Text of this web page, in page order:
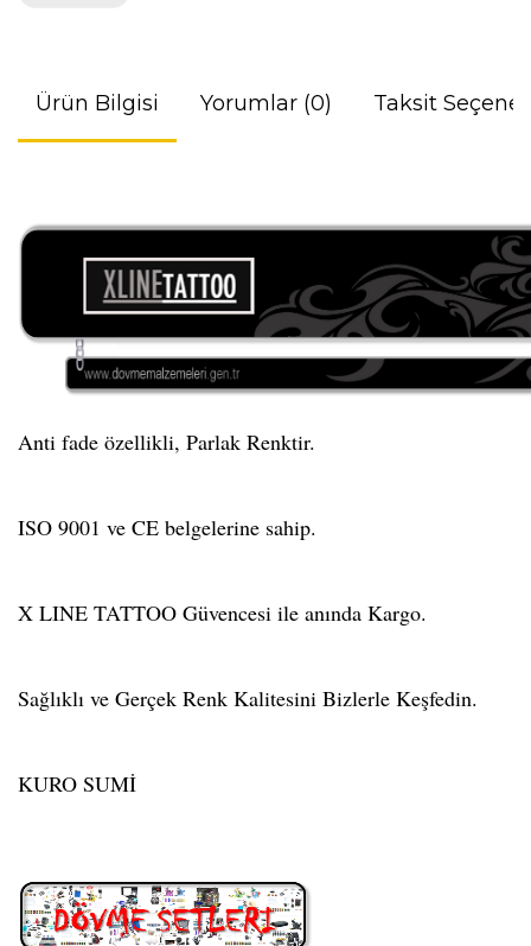
Ürün Bilgisi Yorumlar (0) Taksit
Anti fade özellikli, Parlak Renktir.
ISO 9001 ve CE belgelerine sahip.
X LINE TATTOO Güvencesi ile anında Kargo.
Sağlıklı ve Gerçek Renk Kalitesini Bizlerle Keşfedin.
KURO SUMİ